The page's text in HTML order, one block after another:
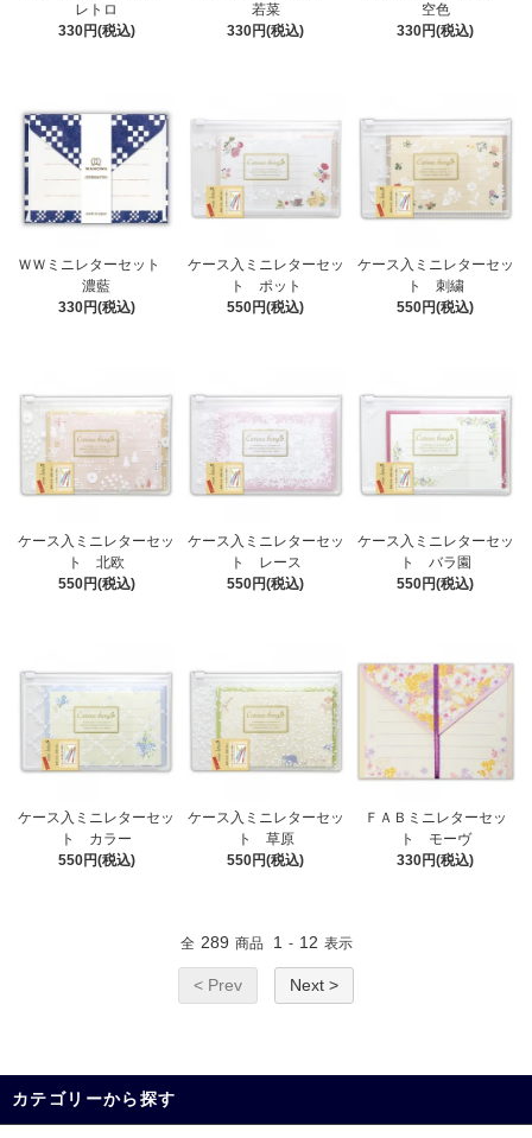
レトロ
330円(税込)
若菜
330円(税込)
空色
330円(税込)
ＷＷミニレターセット
濃藍
330円(税込)
ケース入ミニレターセッ
ト ポット
550円(税込)
ケース入ミニレターセッ
ト 刺繍
550円(税込)
ケース入ミニレターセッ
ト 北欧
550円(税込)
ケース入ミニレターセッ
ト レース
550円(税込)
ケース入ミニレターセッ
ト バラ園
550円(税込)
ケース入ミニレターセッ
ト カラー
550円(税込)
ケース入ミニレターセッ
ト 草原
550円(税込)
ＦＡＢミニレターセッ
ト モーヴ
330円(税込)
全 289 商品 1 - 12 表示
< Prev Next >
カテゴリーから探す